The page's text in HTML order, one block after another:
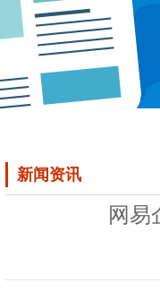
新闻资讯
网易